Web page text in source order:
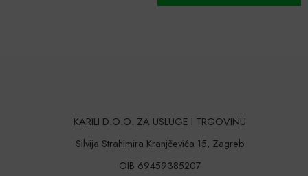
KARILI D.O.O. ZA USLUGE I TRGOVINU
Silvija Strahimira Kranjčevića 15, Zagreb
OIB 69459385207